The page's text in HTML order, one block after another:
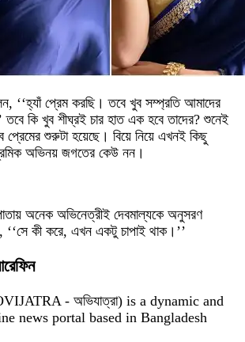
‘‘হ্যাঁ প্রেম করছি। তবে খুব সম্প্রতি আমাদের
তবে কি খুব শীঘ্রই চার হাত এক হবে তাদের? শুনেই
প্রেমের শুরুটা হয়েছে। বিয়ে নিয়ে এখনই কিছু
অভিনয় জগতের কেউ নন।
অনেক অভিনেত্রীই দেবমাল্যকে অনুসরণ
‘‘সে কী করে, এখন একটু চাপাই থাক।’’
- অভিযাত্রা) is a dynamic and
news portal based in Bangladesh